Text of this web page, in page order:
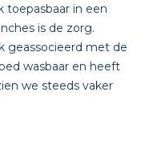
toepasbaar in een
is de zorg.
geassocieerd met de
wasbaar en heeft
we steeds vaker